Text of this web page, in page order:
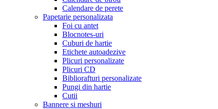
Calendare de perete
Papetarie personalizata
Foi cu antet
Blocnotes-uri
Cuburi de hartie
Etichete autoadezive
Plicuri personalizate
Plicuri CD
Bibliorafturi personalizate
Pungi din hartie
Cutii
Bannere si meshuri